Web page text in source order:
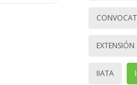
EXTENSIÓN
IIATA